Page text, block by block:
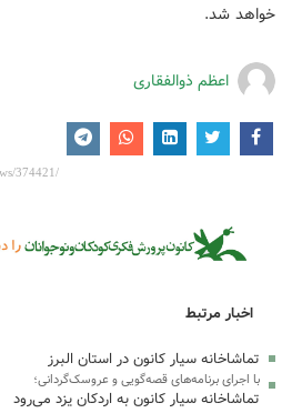
خواهد شد.
اعظم ذوالفقاری
اخبار مرتبط
تماشاخانه سیار کانون در استان البرز
با اجرای برنامه‌های قصه‌گویی و عروسک‌گردانی؛
تماشاخانه سیار کانون به اردکان یزد می‌رود